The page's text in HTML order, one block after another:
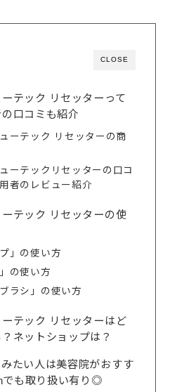
CLOSE
テック リセッターって
口コミも紹介
ーテック リセッターの商
ーテックリセッターの口コ
者のレビュー紹介
ーテック リセッターの使
」の使い方
の使い方
ブラシ」の使い方
ーテック リセッターはど
ネットショップは？
たい人は美容院がおすす
でも取り扱い有り◎